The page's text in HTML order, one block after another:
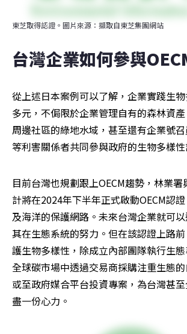
東芝取得認證。圖片來源：擷取自東芝集團網站
台灣企業如何參與
從上述日本案例可以了解，企業實踐生
多元，不侷限於企業管理自有的森林資
周邊社區的綠地水域，甚至還有企業號
等利害關係者共同參與政府的生物多樣性
目前台灣也規劃跟上OECM趨勢，林業
計將在2024年下半年正式啟動OECM認
及海洋的保護網路。未來台灣企業就可以
其在生態系統的努力。但在該認證上路
護生物多樣性，除成立內部團隊執行生
全球碳市場中透過交易商採購注重生態的
或至政府媒合平台投資專案，為台灣甚
盡一份心力。